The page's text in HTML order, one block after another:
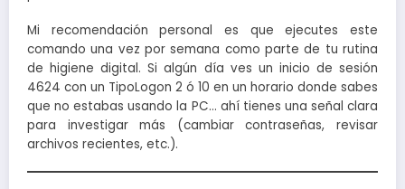
Mi recomendación personal es que ejecutes este
comando una vez por semana como parte de tu rutina
de higiene digital. Si algún día ves un inicio de sesión
4624 con un TipoLogon 2 ó 10 en un horario donde sabes
que no estabas usando la PC… ahí tienes una señal clara
para investigar más (cambiar contraseñas, revisar
archivos recientes, etc.).